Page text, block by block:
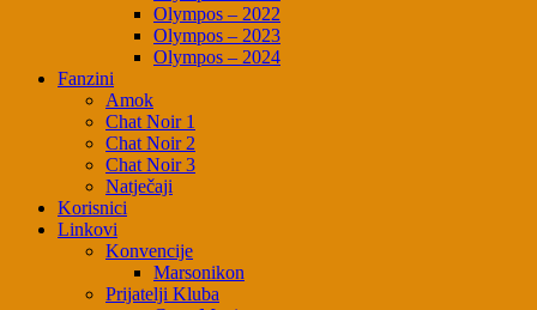
Olympos – 2022
Olympos – 2023
Olympos – 2024
Fanzini
Amok
Chat Noir 1
Chat Noir 2
Chat Noir 3
Natječaji
Korisnici
Linkovi
Konvencije
Marsonikon
Prijatelji Kluba